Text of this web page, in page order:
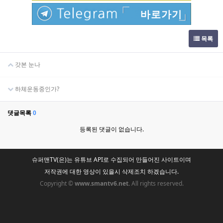
바로가기
목록
갓본 눈나
하체운동중인가?
댓글목록 0
등록된 댓글이 없습니다.
슈퍼맨TV(은)는 유튜브 API로 수집되어 만들어진 사이트이며
저작권에 대한 영상이 있을시 삭제조치 하겠습니다.
Copyright ©www.smantv6.net.All rights reserved.